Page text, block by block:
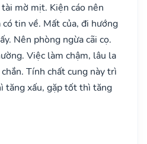
mờ mịt. Kiện cáo nên
tin về. Mất của, đi hướng
Nên phòng ngừa cãi cọ.
Việc làm chậm, lâu la
Tính chất cung này trì
tăng xấu, gặp tốt thì tăng